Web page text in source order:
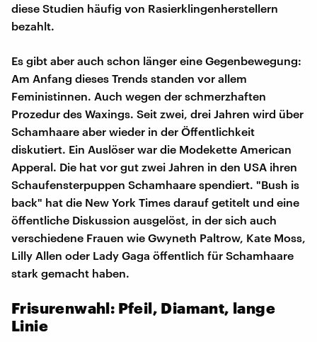
diese Studien häufig von Rasierklingenherstellern
bezahlt.
Es gibt aber auch schon länger eine Gegenbewegung:
Am Anfang dieses Trends standen vor allem
Feministinnen. Auch wegen der schmerzhaften
Prozedur des Waxings. Seit zwei, drei Jahren wird über
Schamhaare aber wieder in der Öffentlichkeit
diskutiert. Ein Auslöser war die Modekette American
Apperal. Die hat vor gut zwei Jahren in den USA ihren
Schaufensterpuppen Schamhaare spendiert. "Bush is
back" hat die New York Times darauf getitelt und eine
öffentliche Diskussion ausgelöst, in der sich auch
verschiedene Frauen wie Gwyneth Paltrow, Kate Moss,
Lilly Allen oder Lady Gaga öffentlich für Schamhaare
stark gemacht haben.
Frisurenwahl: Pfeil, Diamant, lange
Linie